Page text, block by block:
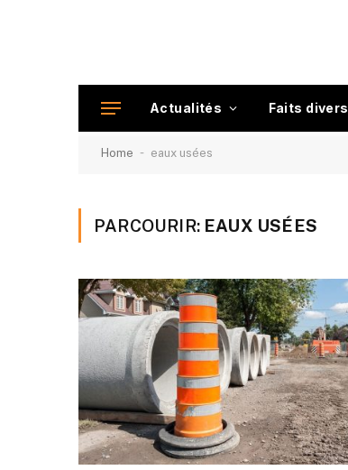
Actualités Faits divers
Home - eaux usées
PARCOURIR: EAUX USÉES